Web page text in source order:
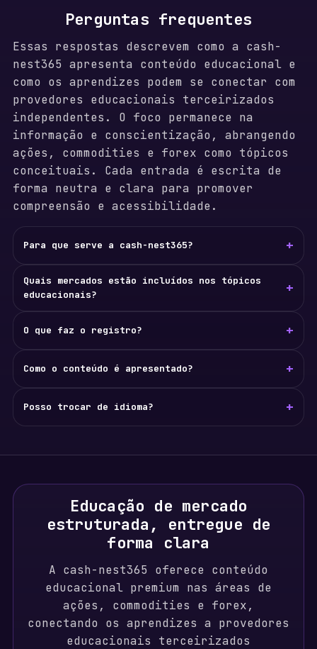
Perguntas frequentes
Essas respostas descrevem como a cash-
nest365 apresenta conteúdo educacional e
como os aprendizes podem se conectar com
provedores educacionais terceirizados
independentes. O foco permanece na
informação e conscientização, abrangendo
ações, commodities e forex como tópicos
conceituais. Cada entrada é escrita de
forma neutra e clara para promover
compreensão e acessibilidade.
Para que serve a cash-nest365? +
Quais mercados estão incluídos nos tópicos
educacionais?
+
O que faz o registro? +
Como o conteúdo é apresentado? +
Posso trocar de idioma? +
Educação de mercado
estruturada, entregue de
forma clara
A cash-nest365 oferece conteúdo
educacional premium nas áreas de
ações, commodities e forex,
conectando os aprendizes a provedores
educacionais terceirizados